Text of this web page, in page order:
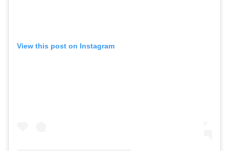
View this post on Instagram